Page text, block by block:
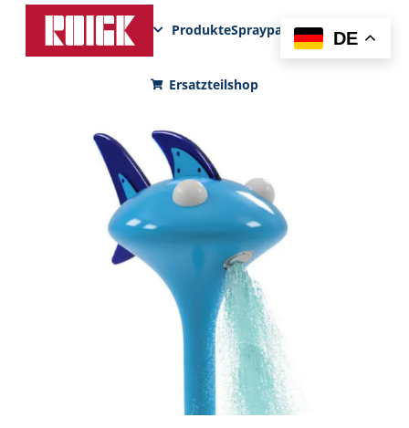
ProdukteSprayparksFunPadNews
Ersatzteilshop
DE